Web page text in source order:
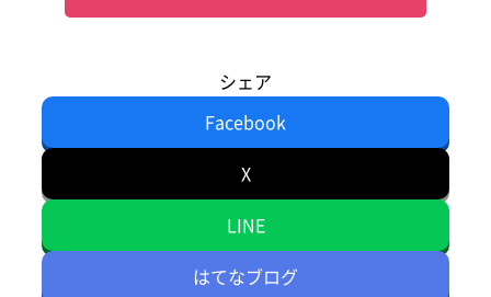
シェア
Facebook
X
LINE
はてなブログ